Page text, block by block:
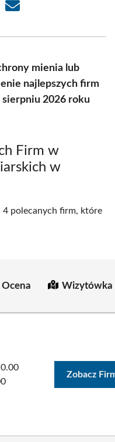
Share
mienia lub
najlepszych firm
2026 roku
Firm w
w
4 polecanych firm, które
Ocena Wizytówka
Zobacz